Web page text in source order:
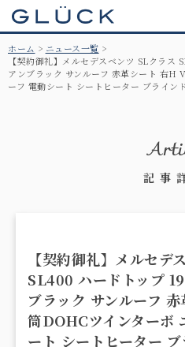
ホーム
ニュース一覧
【契約御礼】メルセデスベンツ SLクラス
アンブラック サンルーフ 赤革シート 右H
ーフ 電動シート シートヒーター ブライン
記事
【契約御礼】メルセデ
SL400 ハードトップ
ブラック サンルーフ
筒DOHCツインターボ
ート シートヒーター